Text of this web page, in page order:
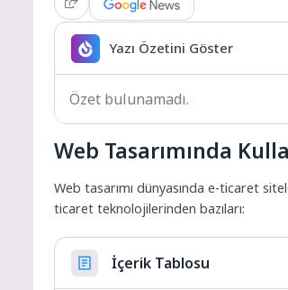
Yazı Özetini Göster
Özet bulunamadı.
Web Tasarımında
Web tasarımı dünyasında e-ticaret
ticaret teknolojilerinden bazıları:
İçerik Tablosu